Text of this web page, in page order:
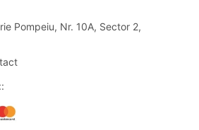
Pompeiu, Nr. 10A, Sector 2,